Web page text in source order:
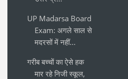
UP Madarsa Board
Exam: अगले साल से
मदरसों में नहीं...
गरीब बच्चों का ऐसे हक
मार रहे निजी स्कूल,